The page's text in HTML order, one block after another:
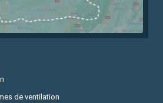
de ventilation